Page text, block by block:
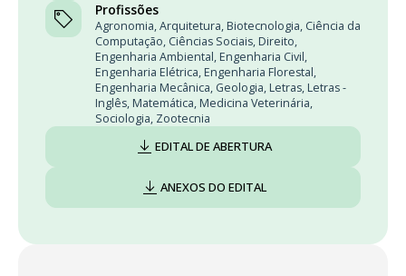
Profissões
Agronomia,Arquitetura, Biotecnologia, Ciência da
Computação, Ciências Sociais, Direito,
Engenharia Ambiental, Engenharia Civil,
Engenharia Elétrica, Engenharia Florestal,
Engenharia Mecânica, Geologia, Letras, Letras -
Inglês, Matemática, Medicina Veterinária,
Sociologia, Zootecnia
EDITAL DE ABERTURA
ANEXOS DO EDITAL